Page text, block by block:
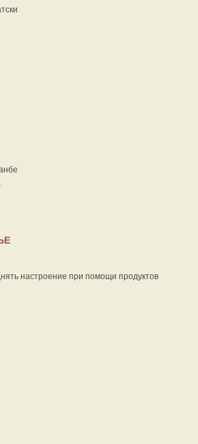
настроение при помощи продуктов